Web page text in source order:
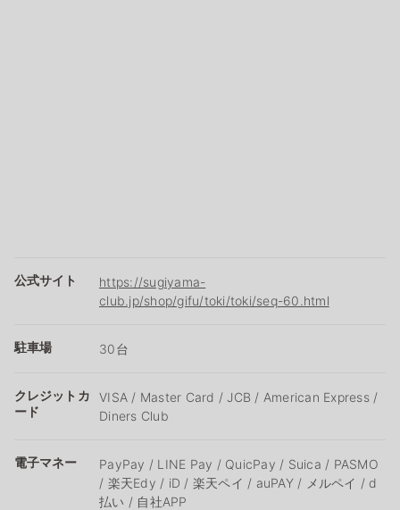
公式サイト
https://sugiyama-
club.jp/shop/gifu/toki/toki/seq-60.html
駐車場 30台
クレジットカ
ード
VISA / Master Card / JCB / American Express /
Diners Club
電子マネー
PayPay / LINE Pay / QuicPay / Suica / PASMO
/ 楽天Edy / iD / 楽天ペイ / auPAY / メルペイ / d
払い / 自社APP